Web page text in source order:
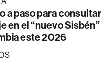
a paso para consultar
en el “nuevo Sisbén”
este 2026